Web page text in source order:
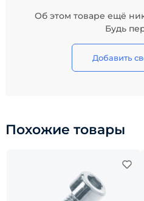
Об этом товаре ещё
Будь
Добавить
Похожие товары